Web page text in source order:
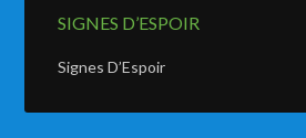
SIGNES D’ESPOIR
Signes D’Espoir